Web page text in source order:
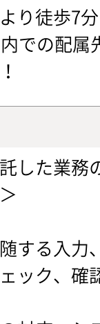
り徒歩7分
での配属
した業務
する入力
ック、確